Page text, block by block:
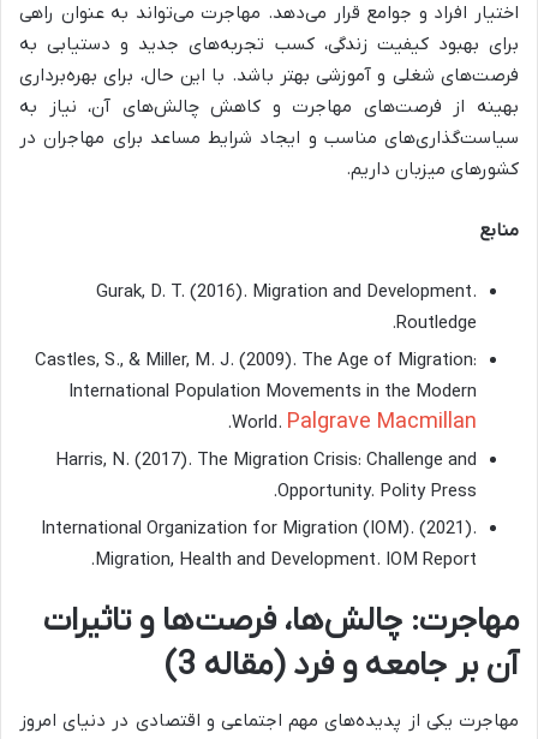
اختیار افراد و جوامع قرار می‌دهد. مهاجرت می‌تواند به عنوان راهی
برای بهبود کیفیت زندگی، کسب تجربه‌های جدید و دستیابی به
فرصت‌های شغلی و آموزشی بهتر باشد. با این حال، برای بهره‌برداری
بهینه از فرصت‌های مهاجرت و کاهش چالش‌های آن، نیاز به
سیاست‌گذاری‌های مناسب و ایجاد شرایط مساعد برای مهاجران در
کشورهای میزبان داریم.
منابع
Gurak, D. T. (2016). Migration and Development.
Routledge.
Castles, S., & Miller, M. J. (2009). The Age of Migration:
International Population Movements in the Modern
World. Palgrave Macmillan
.
Harris, N. (2017). The Migration Crisis: Challenge and
Opportunity. Polity Press.
International Organization for Migration (IOM). (2021).
Migration, Health and Development. IOM Report.
مهاجرت: چالش‌ها، فرصت‌ها و تاثیرات
آن بر جامعه و فرد (مقاله 3)
مهاجرت یکی از پدیده‌های مهم اجتماعی و اقتصادی در دنیای امروز